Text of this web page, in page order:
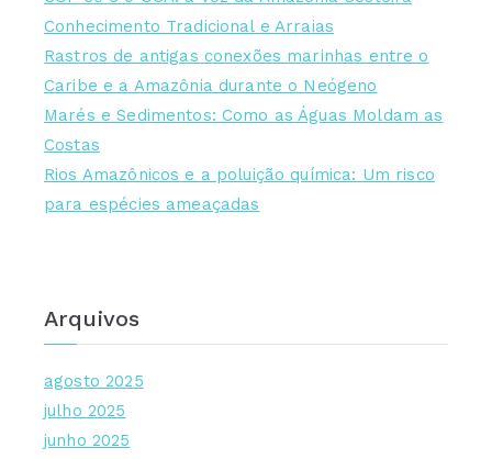
Conhecimento Tradicional e Arraias
Rastros de antigas conexões marinhas entre o
Caribe e a Amazônia durante o Neógeno
Marés e Sedimentos: Como as Águas Moldam as
Costas
Rios Amazônicos e a poluição química: Um risco
para espécies ameaçadas
Arquivos
agosto 2025
julho 2025
junho 2025